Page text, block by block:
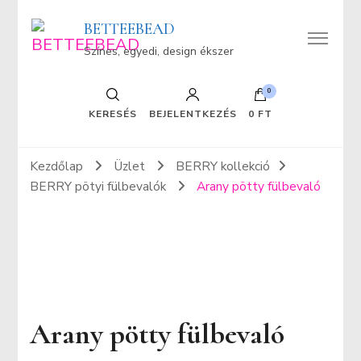
BETTEEBEAD
Színes, egyedi, design ékszer
KERESÉS BEJELENTKEZÉS
0
0 FT
Kezdőlap Üzlet
BERRY kollekció
BERRY pötyi fülbevalók
Arany pötty fülbevaló
Arany pötty fülbevaló